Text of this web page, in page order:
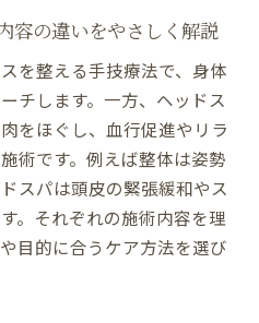
で実感した頭痛改善エピ
体ヘッドスパ体験談を紹
が語る施術後の変化とは
できる整体×ヘッドスパ
スパを選んだ理由と満足
容の違いをやさしく解説
を整える手技療法で、身体
チします。一方、ヘッドス
をほぐし、血行促進やリラ
術です。例えば整体は姿勢
スパは頭皮の緊張緩和やス
。それぞれの施術内容を理
目的に合うケア方法を選び